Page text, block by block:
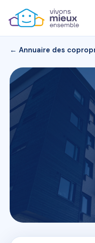
← Annuaire des